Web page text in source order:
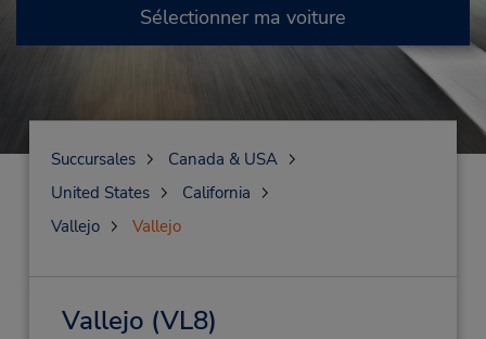
Sélectionner ma voiture
Succursales
Canada & USA
United States
California
Vallejo
Vallejo
Vallejo (VL8)